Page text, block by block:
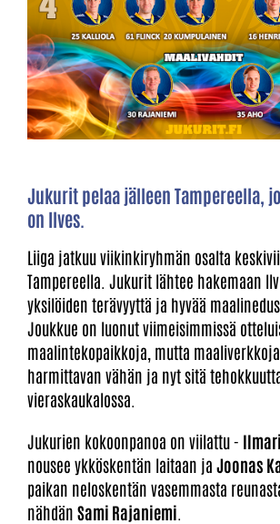
Jukurit pelaa jälleen Tampereella,
on Ilves.
Liiga jatkuu viikinkiryhmän osalta
Tampereella. Jukurit lähtee hakemaan
yksilöiden terävyyttä ja hyvää
Joukkue on luonut viimeisimmissä
maalintekopaikkoja, mutta
harmittavan vähän ja nyt sitä
vieraskaukalossa.
Jukurien kokoonpanoa on viilattu -
nousee ykköskentän laitaan ja Joonas
paikan neloskentän vasemmasta
nähdän Sami Rajaniemi